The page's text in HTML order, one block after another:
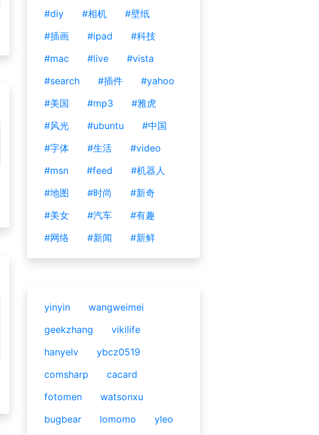
#diy
#相机
#壁纸
#插画
#ipad
#科技
#mac
#live
#vista
#search
#插件
#yahoo
#美国
#mp3
#雅虎
#风光
#ubuntu
#中国
#字体
#生活
#video
#msn
#feed
#机器人
#地图
#时尚
#新奇
#美女
#汽车
#有趣
#网络
#新闻 #新鲜
yinyin
wangweimei
geekzhang
vikilife
hanyelv
ybcz0519
comsharp
cacard
fotomen
watsonxu
bugbear
lomomo
yleo